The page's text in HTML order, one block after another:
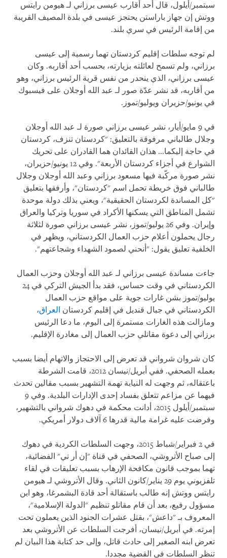
سبتمبر/أيلول، قال أحد أقارب عيسى برزاني لـ هيومن رايتس
ووتش إن جهاز باراستن يحتجز عيسى في بلدة المصيف القريبة
من إقامة الرئيس في سري بلند.
لم توجه سلطات إقليم كردستان تهما رسمية إلى عيسى
برزاني، ولم تسمح لعائلته بزيارته، بحسب أحد أقاربه. وكان
عيسى برزاني، الذي ينحدر من نفس قرية الرئيس برزاني، وهو
من أقاربه، قد نشر عدّة صور لـ عبد الله أوجلان على فيسبوك
في يونيو/حزيران ويوليو/تموز.
في 9 مايو/أيار، نشر عيسى برزاني صورة لـ عبد الله أوجلان
وجلال طالباني مرفوقة بالتعليق: "كردستان تنزف، كردستان
في حاجة إليكما... هذان القائدان هما القادران على تحريك
الشوارع في أجزاء كردستان الأربعة". وفي 12 يونيو/حزيران،
نشر صورة مركّبة فيها مسعود برزاني وعبد الله أوجلان وجلال
طالباني فوق خريطة تحمل اسم "كردستان"، وأرفقها بتعليق
"كل المساندة لكردستان الحقيقية"، ويعني بذلك دولة موحدة
تشمل المناطق التي يسكنها الأكراد في سوريا وتركيا والعراق
وإيران. وفي 26 يوليو/تموز، نشر عيسى برزاني صورة لثلاثة
رجال يحملون أعلام حزب العمال الكردستاني، ويظهر في
الخلفية تعليق يقول: "أنحني لصمود الشهداء وشجاعتهم".
جاءت مساندة عيسى برزاني لـ عبد الله أوجلان وحزب العمال
الكردستاني في وقت حساس، فقد بدأ الجيش التركي في 24
يوليو/تموز بشن غارات جوية على مواقع حزب العمال
الكردستاني في جبال قنديل في إقليم كردستان العراق،
ومازالت هذه الغارات مستمرة إلى اليوم، ما دعا الرئيس
برزاني إلى دعوة مقاتلي حزب العمال إلى مغادرة الإقليم.
كان شروان شرواني قد تعرض إلى الاحتجاز والاتهام أيضا بسبب
بعمله الصحفي. ففي أبريل/نيسان 2012، قامت الشرطة
باعتقاله، ثم وجهت له النيابة تهمة التشهير بسبب مقالين تحدث
فيهما عن مزاعم تتعلق بفساد إحدى الإدارات البلدية. وفي 9
سبتمبر/أيلول 2015، أدانت محكمة في دهوك شرواني بالتشهير،
وفرضت عليه غرامة مالية قدرها 6 آلاف دولار أمريكي.
في 2 فبراير/شباط 2015، وجهت السلطات الكردية في دهوك
إلى صباح الأتروشي، الصحفي في قناة "إن أر تي" الفضائية،
تهما بموجب قانون مكافحة الإرهاب بسبب تعليقات في لقاء
تلفزيوني يوم 29 يناير/كانون الثاني. وقال الأتروشي لـ هيومن
رايتس ووتش إنه طالب باستقالة أحد قادة البشمرغا، وهو ابن
مسؤول رفيع، بعد أن قام مقاتلو تنظيم "الدولة الإسلامية"،
المعروف بـ "داعش"، بقتل عشرات الجنود الذين يعملون تحت
إمرته. في أبريل/نيسان، أفرجت السلطات عن الأتروشي بعد
تعرض ابنه الصغير إلى حادث قاتل، وإلى حد كتابة هذا البيان لم
تنظر السلطات في القضية مجددا.